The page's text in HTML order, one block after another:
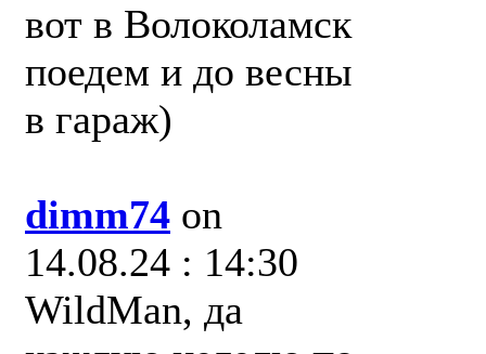
вот в Волоколамск
поедем и до весны
в гараж)
dimm74 on
14.08.24 : 14:30
WildMan, да